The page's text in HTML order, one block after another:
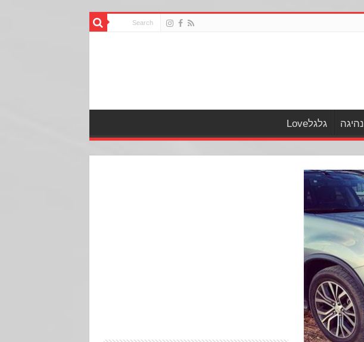
נהיגה גלגלLove